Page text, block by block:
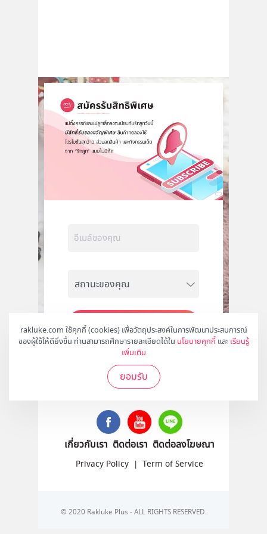
rakluke.com ใช้คุกกี้ (cookies) เพื่อวัตถุประสงค์ในการพัฒนาประสบการณ์
ของผู้ใช้ให้ดียิ่งขึ้น ท่านสามารถศึกษารายละเอียดได้ใน นโยบายคุกกี้ และ เรียนรู้
เพิ่มเติม
ยอมรับ
สมัคร
ติดตามเราได้ที่
เกี่ยวกับเรา ติดต่อเรา ติดต่อลงโฆษณา
Privacy Policy | Term of Service
© 2020 Rakluke Plus - ALL RIGHTS RESERVED.